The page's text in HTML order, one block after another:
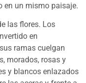
en un mismo paisaje.
las flores. Los
en
ramas cuelgan
morados, rosas y
y blancos enlazados